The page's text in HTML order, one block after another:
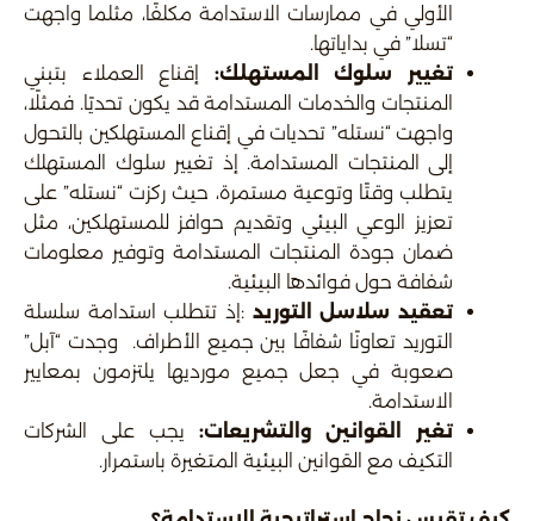
الأولي في ممارسات الاستدامة مكلفًا، مثلما واجهت
“تسلا” في بداياتها.
تغيير سلوك المستهلك:
إقناع العملاء بتبني
المنتجات والخدمات المستدامة قد يكون تحديًا. فمثلًا،
واجهت “نستله” تحديات في إقناع المستهلكين بالتحول
إلى المنتجات المستدامة. إذ تغيير سلوك المستهلك
يتطلب وقتًا وتوعية مستمرة، حيث ركزت “نستله” على
تعزيز الوعي البيئي وتقديم حوافز للمستهلكين، مثل
ضمان جودة المنتجات المستدامة وتوفير معلومات
شفافة حول فوائدها البيئية.
تعقيد سلاسل التوريد :إذ تتطلب استدامة سلسلة
التوريد تعاونًا شفافًا بين جميع الأطراف. وجدت “آبل”
صعوبة في جعل جميع مورديها يلتزمون بمعايير
الاستدامة.
تغير القوانين والتشريعات: يجب على الشركات
التكيف مع القوانين البيئية المتغيرة باستمرار.